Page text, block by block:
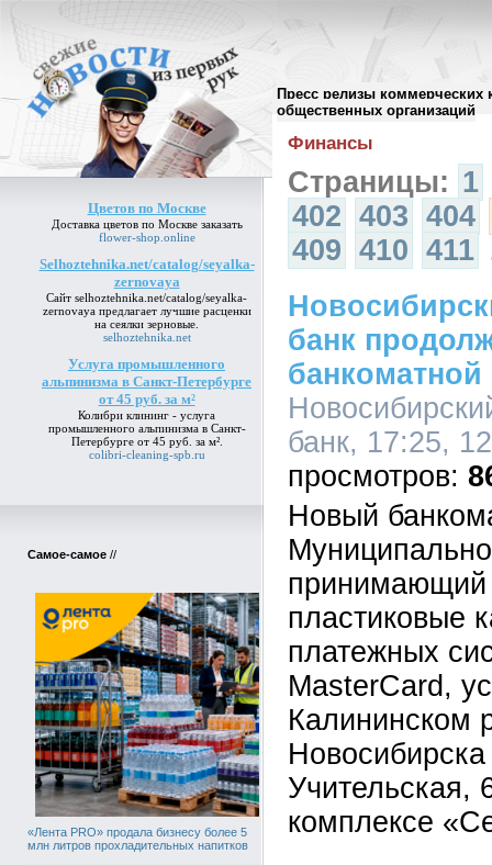
Пресс релизы коммерческих
общественных организаций
Цветов по Москве
Доставка цветов по Москвезаказать
flower-shop.online
Selhoztehnika.net/catalog/seyalka-
zernovaya
Сайт selhoztehnika.net/catalog/seyalka-
zernovayaпредлагает лучшие расценки
на сеялки зерновые.
selhoztehnika.net
Услуга промышленного
альпинизма в Санкт-Петербурге
от 45 руб. за м²
Колибри клининг - услуга
промышленного альпинизма в Санкт-
Петербурге от 45 руб. за м².
colibri-cleaning-spb.ru
Самое-самое //
«Лента PRO» продала бизнесу более 5
млн литров прохладительных напитков
Архив пресс-релизов//
Финансы
Страницы: 1
402 403 404
409 410 411
банк
банкоматной
банк, 17:25,
Новый
принимающий
пластиковые
платежных
MasterCard,
Калининском
Учительская,
комплексе